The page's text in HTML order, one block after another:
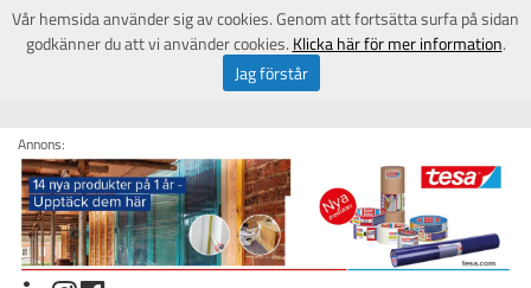
Annons:
Vår hemsida använder sig av cookies. Genom att fortsätta surfa på sidan
godkänner du att vi använder cookies. Klicka här för mer information.
Jag förstår